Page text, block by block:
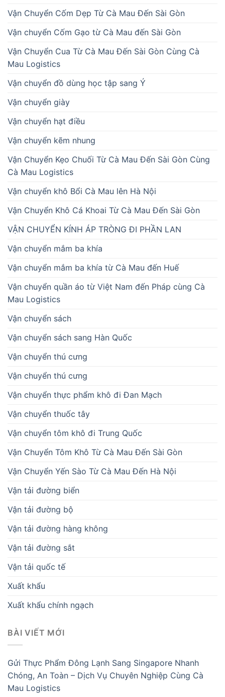
Vận Chuyển Cốm Dẹp Từ Cà Mau Đến Sài Gòn
Vận chuyển Cốm Gạo từ Cà Mau đến Sài Gòn
Vận Chuyển Cua Từ Cà Mau Đến Sài Gòn Cùng Cà
Mau Logistics
Vận chuyển đồ dùng học tập sang Ý
Vận chuyển giày
Vận chuyển hạt điều
Vận chuyển kẽm nhung
Vận Chuyển Kẹo Chuối Từ Cà Mau Đến Sài Gòn Cùng
Cà Mau Logistics
Vận chuyển khô Bổi Cà Mau lên Hà Nội
Vận Chuyển Khô Cá Khoai Từ Cà Mau Đến Sài Gòn
VẬN CHUYỂN KÍNH ÁP TRÒNG ĐI PHẦN LAN
Vận chuyển mắm ba khía
Vận chuyển mắm ba khía từ Cà Mau đến Huế
Vận chuyển quần áo từ Việt Nam đến Pháp cùng Cà
Mau Logistics
Vận chuyển sách
Vận chuyển sách sang Hàn Quốc
Vận chuyển thú cưng
Vận chuyển thú cưng
Vận chuyển thực phẩm khô đi Đan Mạch
Vận chuyển thuốc tây
Vận chuyển tôm khô đi Trung Quốc
Vận Chuyển Tôm Khô Từ Cà Mau Đến Sài Gòn
Vận Chuyển Yến Sào Từ Cà Mau Đến Hà Nội
Vận tải đường biển
Vận tải đường bộ
Vận tải đường hàng không
Vận tải đường sắt
Vận tải quốc tế
Xuất khẩu
Xuất khẩu chính ngạch
BÀI VIẾT MỚI
Gửi Thực Phẩm Đông Lạnh Sang Singapore Nhanh
Chóng, An Toàn – Dịch Vụ Chuyên Nghiệp Cùng Cà
Mau Logistics